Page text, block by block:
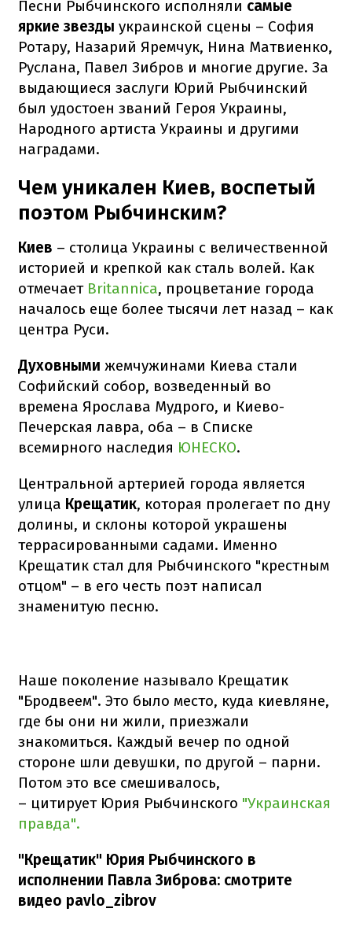
Песни Рыбчинского исполняли самые
яркие звезды украинской сцены – София
Ротару, Назарий Яремчук, Нина Матвиенко,
Руслана, Павел Зибров и многие другие. За
выдающиеся заслуги Юрий Рыбчинский
был удостоен званий Героя Украины,
Народного артиста Украины и другими
наградами.
Чем уникален Киев, воспетый
поэтом Рыбчинским?
Киев – столица Украины с величественной
историей и крепкой как сталь волей. Как
отмечает Britannica, процветание города
началось еще более тысячи лет назад – как
центра Руси.
Духовными жемчужинами Киева стали
Софийский собор, возведенный во
времена Ярослава Мудрого, и Киево-
Печерская лавра, оба – в Списке
всемирного наследия ЮНЕСКО.
Центральной артерией города является
улица Крещатик, которая пролегает по дну
долины, и склоны которой украшены
террасированными садами. Именно
Крещатик стал для Рыбчинского "крестным
отцом" – в его честь поэт написал
знаменитую песню.
Наше поколение называло Крещатик
"Бродвеем". Это было место, куда киевляне,
где бы они ни жили, приезжали
знакомиться. Каждый вечер по одной
стороне шли девушки, по другой – парни.
Потом это все смешивалось,
– цитирует Юрия Рыбчинского "Украинская
правда".
"Крещатик" Юрия Рыбчинского в
исполнении Павла Зиброва: смотрите
видео pavlo_zibrov